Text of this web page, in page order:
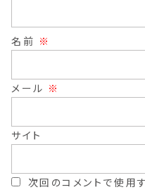
名前 ※
メール ※
サイト
次回のコメントで使用